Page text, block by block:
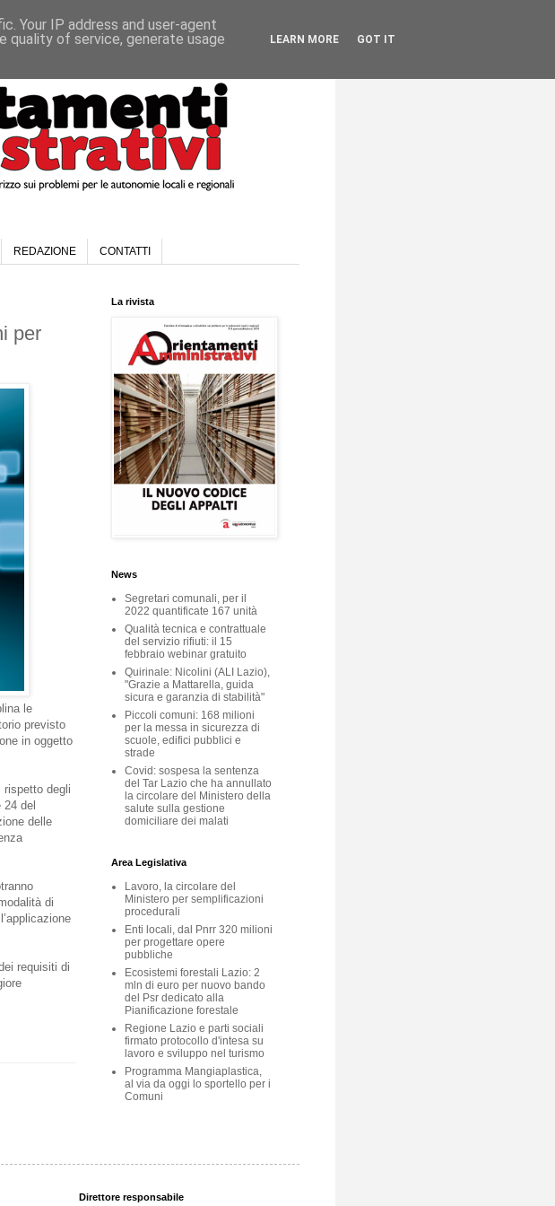
REDAZIONE CONTATTI
per
le
previsto
in oggetto
rispetto degli
del
delle
di
requisiti di
La rivista
News
Segretari comunali, per il
2022 quantificate 167 unità
Qualità tecnica e contrattuale
del servizio rifiuti: il 15
febbraio webinar gratuito
Quirinale: Nicolini (ALI Lazio),
"Grazie a Mattarella, guida
sicura e garanzia di stabilità"
Piccoli comuni: 168 milioni
per la messa in sicurezza di
scuole, edifici pubblici e
strade
Covid: sospesa la sentenza
del Tar Lazio che ha annullato
la circolare del Ministero della
salute sulla gestione
domiciliare dei malati
Area Legislativa
Lavoro, la circolare del
Ministero per semplificazioni
procedurali
Enti locali, dal Pnrr 320 milioni
per progettare opere
pubbliche
Ecosistemi forestali Lazio: 2
mln di euro per nuovo bando
del Psr dedicato alla
Pianificazione forestale
Regione Lazio e parti sociali
firmato protocollo d'intesa su
lavoro e sviluppo nel turismo
Programma Mangiaplastica,
al via da oggi lo sportello per i
Comuni
Direttore responsabile
Your IP address and user-agent
quality of service, generate usage
LEARN MORE GOT IT